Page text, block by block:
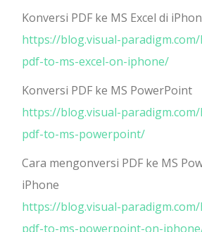
Konversi PDF ke MS Excel di
https://blog.visual-
pdf-to-ms-excel-on-iphone/
Konversi PDF ke MS PowerPoint
https://blog.visual-
pdf-to-ms-powerpoint/
Cara mengonversi PDF ke MS
iPhone
https://blog.visual-
pdf-to-ms-powerpoint-on-